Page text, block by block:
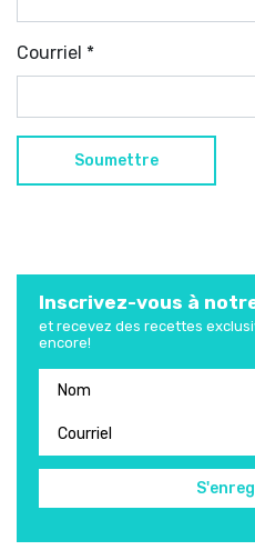
Courriel *
Inscrivez-vous à
et recevez des recettes
encore!